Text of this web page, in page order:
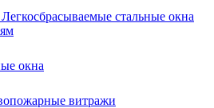
Легкосбрасываемые стальные окна
окна
витражи